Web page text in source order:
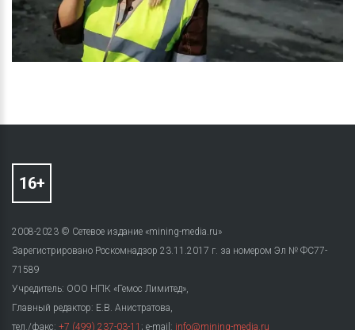
2008-2023 © Сетевое издание «mining-media.ru»
Зарегистрировано Роскомнадзор 23.11.2017 г. за номером Эл № ФС77-
71589
Учредитель: ООО НПК «Гемос Лимитед»,
Главный редактор: Е.В. Анистратова,
тел./факс: +7 (499) 237-03-11 ; e-mail: info@mining-media.ru